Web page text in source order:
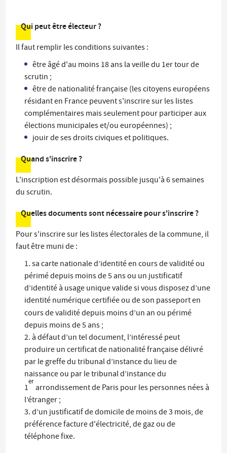
Qui peut être électeur ?
Il faut remplir les conditions suivantes :
être âgé d'au moins 18 ans la veille du 1er tour de
scrutin ;
être de nationalité française (les citoyens européens
résidant en France peuvent s'inscrire sur les listes
complémentaires mais seulement pour participer aux
élections municipales et/ou européennes) ;
jouir de ses droits civiques et politiques.
Quand s'inscrire ?
L'inscription est désormais possible jusqu'à 6 semaines
du scrutin.
Quelles documents sont nécessaire pour s'inscrire ?
Pour s'inscrire sur les listes électorales de la commune, il
faut être muni de :
sa carte nationale d’identité en cours de validité ou
périmé depuis moins de 5 ans ou un justificatif
d’identité à usage unique valide si vous disposez d’une
identité numérique certifiéeou de son passeport en
cours de validité depuis moins d’un an ou périmé
depuis moins de 5 ans ;
à défaut d’un tel document, l’intéressé peut
produire un certificat de nationalité française délivré
par le greffe du tribunal d’instance du lieu de
naissance ou par le tribunal d’instance du
1
er
arrondissement de Paris pour les personnes nées à
l’étranger ;
d’un justificatif de domicile de moins de 3 mois, de
préférence facture d'électricité, de gaz ou de
téléphone fixe.